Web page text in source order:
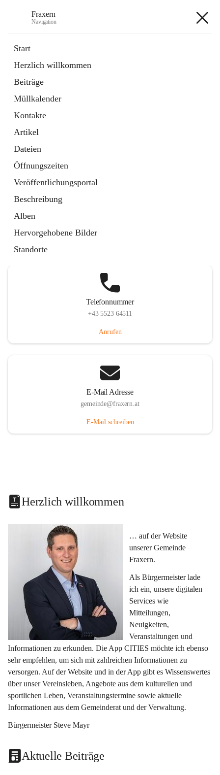
Fraxern
Navigation
Start
Herzlich willkommen
Beiträge
Müllkalender
Kontakte
Artikel
Dateien
Öffnungszeiten
Veröffentlichungsportal
Beschreibung
Alben
Hervorgehobene Bilder
Standorte
Ordner
in
Tab
Formulare
Artikel
öffnet
in
neuem
Tab
Telefonnummer
+43 5523 64511
Anrufen
E-Mail Adresse
gemeinde@fraxern.at
E-Mail schreiben
Herzlich willkommen
… auf der Website
unserer Gemeinde
Fraxern.
Als Bürgermeister lade
ich ein, unsere digitalen
Services wie
Mitteilungen,
Neuigkeiten,
Veranstaltungen und
Informationen zu erkunden. Die App CITIES möchte ich ebenso
sehr empfehlen, um sich mit zahlreichen Informationen zu
versorgen. Auf der Website und in der App gibt es Wissenswertes
über unser Vereinsleben, Angebote aus dem kulturellen und
sportlichen Leben, Veranstaltungstermine sowie aktuelle
Informationen aus dem Gemeinderat und der Verwaltung.
Bürgermeister Steve Mayr
Aktuelle Beiträge